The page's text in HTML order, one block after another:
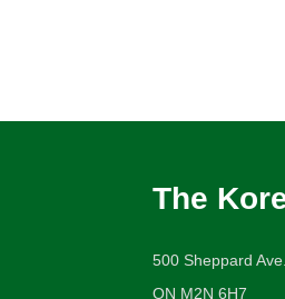
The
500 Sheppard
ON M2N 6H7